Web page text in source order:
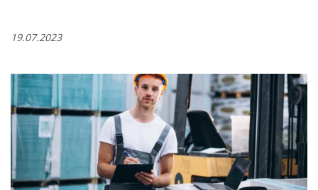
19.07.2023